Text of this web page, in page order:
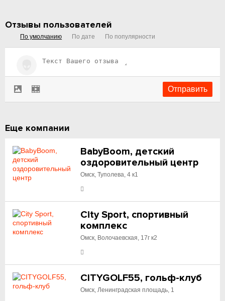
Отзывы пользователей
По умолчанию По дате По популярности
Еще компании
BabyBoom, детский
оздоровительный центр
Омск, Туполева, 4 к1
City Sport, спортивный
комплекс
Омск, Волочаевская, 17г к2
CITYGOLF55, гольф-клуб
Омск, Ленинградская площадь, 1